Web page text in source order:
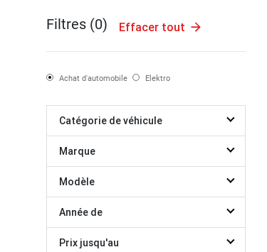
Filtres (0) Effacer tout
Achat d'automobile Elektro
Catégorie de véhicule
Marque
Modèle
Année de
Prix jusqu'au